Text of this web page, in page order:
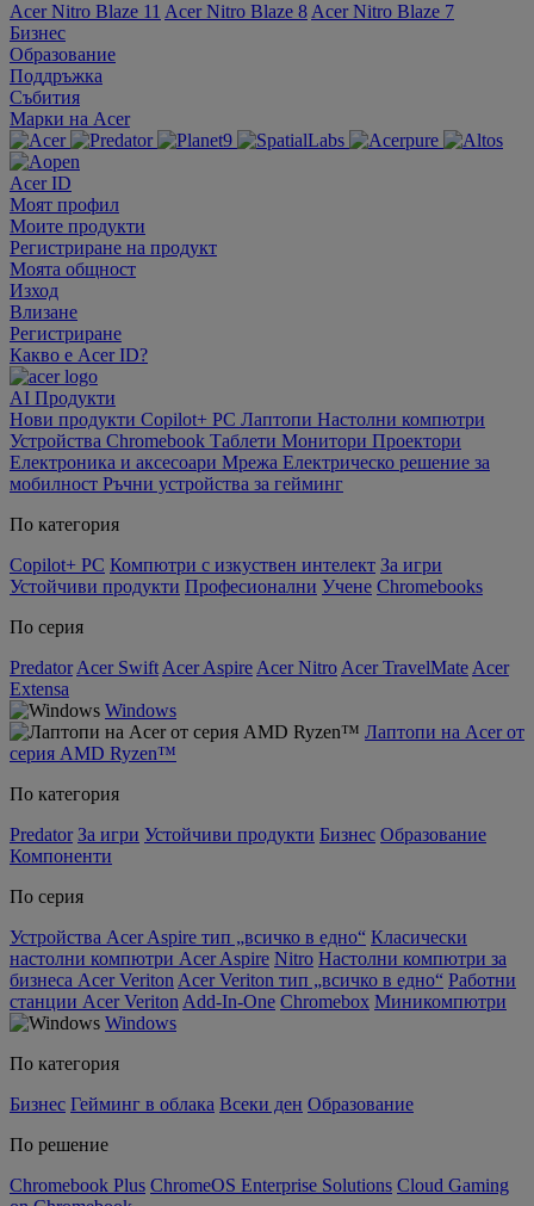
Acer Nitro Blaze 11 Acer Nitro Blaze 8 Acer Nitro Blaze 7
Бизнес
Образование
Поддръжка
Събития
Марки на Acer
Acer ID
Моят профил
Моите продукти
Регистриране на продукт
Моята общност
Изход
Влизане
Регистриране
Какво е Acer ID?
AI Продукти
Нови продукти Copilot+ PC Лаптопи Настолни компютри
Устройства Chromebook Таблети Монитори Проектори
Електроника и аксесоари Мрежа Електрическо решение за
мобилност Ръчни устройства за гейминг
По категория
Copilot+ PC Компютри с изкуствен интелект За игри
Устойчиви продукти Професионални Учене Chromebooks
По серия
Predator Acer Swift Acer Aspire Acer Nitro Acer TravelMate Acer
Extensa
Windows
Лаптопи на Acer от
серия AMD Ryzen™
По категория
Predator За игри Устойчиви продукти Бизнес Образование
Компоненти
По серия
Устройства Acer Aspire тип „всичко в едно“ Класически
настолни компютри Acer Aspire Nitro Настолни компютри за
бизнеса Acer Veriton Acer Veriton тип „всичко в едно“ Работни
станции Acer Veriton Add-In-One Chromebox Миникомпютри
Windows
По категория
Бизнес Гейминг в облака Всеки ден Образование
По решение
Chromebook Plus ChromeOS Enterprise Solutions Cloud Gaming